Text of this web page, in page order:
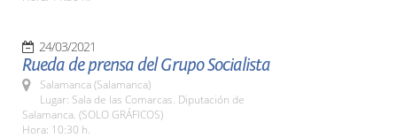
24/03/2021
Rueda de prensa del Grupo Socialista
Salamanca (Salamanca)
Lugar: Sala de las Comarcas. Diputación de
Salamanca. (SOLO GRÁFICOS)
Hora: 10:30 h.